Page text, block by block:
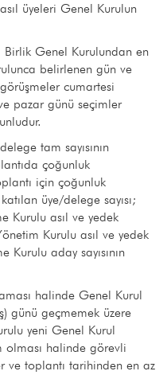
üyeleri Genel Kurulun
Genel Kurulundan en
belirlenen gün ve
cumartesi
pazar günü seçimler
tam sayısının
çoğunluk
için çoğunluk
üye/delege sayısı;
Kurulu asıl ve yedek
Kurulu asıl ve yedek
Kurulu aday sayısının
halinde Genel Kurul
günü geçmemek üzere
yeni Genel Kurul
halinde görevli
ve toplantı tarihinden en az